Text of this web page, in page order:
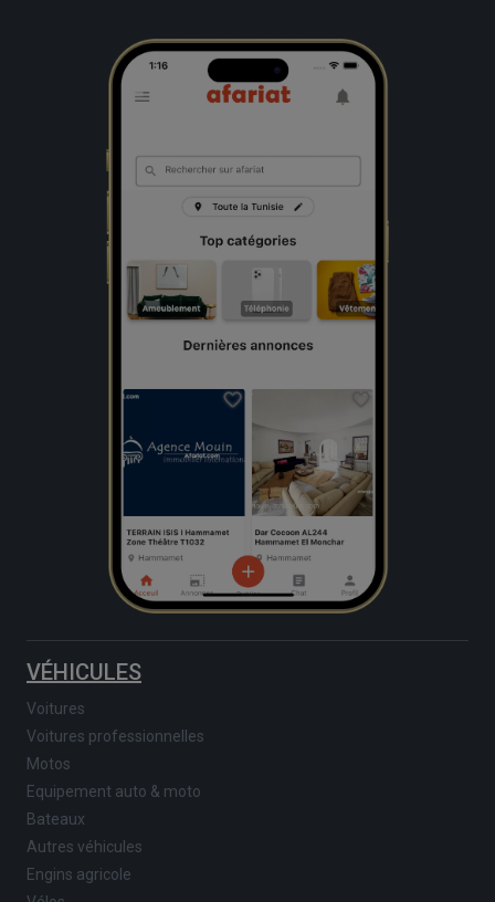
VÉHICULES
Voitures
Voitures professionnelles
Motos
Equipement auto & moto
Bateaux
Autres véhicules
Engins agricole